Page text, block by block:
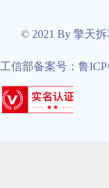
© 2021 By 擎天
工信部备案号：鲁